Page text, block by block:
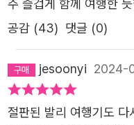
주 즐겁게 함께 여행한
공감 (43) 댓글 (0)
jesoonyi 2024-
절판된 발리 여행기도